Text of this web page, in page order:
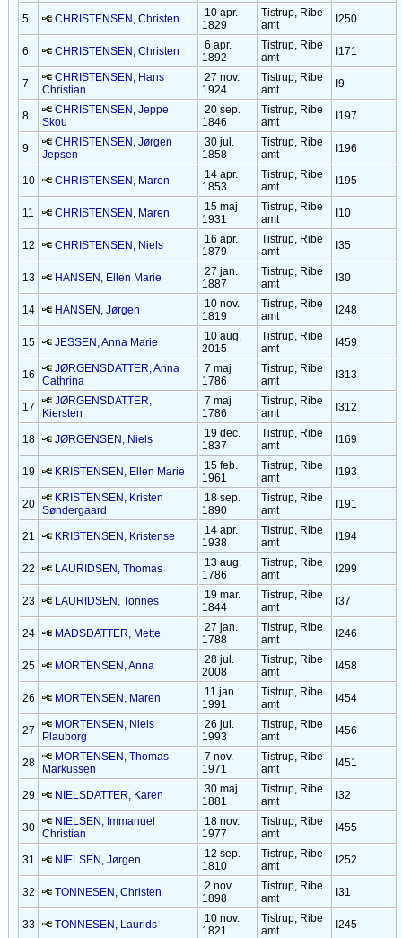
5 CHRISTENSEN, Christen
10 apr.
1829
Tistrup, Ribe
amt
I250
6 CHRISTENSEN, Christen
6 apr.
1892
Tistrup, Ribe
amt
I171
7
CHRISTENSEN, Hans
Christian
27 nov.
1924
Tistrup, Ribe
amt
I9
8
CHRISTENSEN, Jeppe
Skou
20 sep.
1846
Tistrup, Ribe
amt
I197
9
CHRISTENSEN, Jørgen
Jepsen
30 jul.
1858
Tistrup, Ribe
amt
I196
10 CHRISTENSEN, Maren
14 apr.
1853
Tistrup, Ribe
amt
I195
11 CHRISTENSEN, Maren
15 maj
1931
Tistrup, Ribe
amt
I10
12 CHRISTENSEN, Niels
16 apr.
1879
Tistrup, Ribe
amt
I35
13 HANSEN, Ellen Marie
27 jan.
1887
Tistrup, Ribe
amt
I30
14 HANSEN, Jørgen
10 nov.
1819
Tistrup, Ribe
amt
I248
15 JESSEN, Anna Marie
10 aug.
2015
Tistrup, Ribe
amt
I459
16
JØRGENSDATTER, Anna
Cathrina
7 maj
1786
Tistrup, Ribe
amt
I313
17
JØRGENSDATTER,
Kiersten
7 maj
1786
Tistrup, Ribe
amt
I312
18 JØRGENSEN, Niels
19 dec.
1837
Tistrup, Ribe
amt
I169
19 KRISTENSEN, Ellen Marie
15 feb.
1961
Tistrup, Ribe
amt
I193
20
KRISTENSEN, Kristen
Søndergaard
18 sep.
1890
Tistrup, Ribe
amt
I191
21 KRISTENSEN, Kristense
14 apr.
1938
Tistrup, Ribe
amt
I194
22 LAURIDSEN, Thomas
13 aug.
1786
Tistrup, Ribe
amt
I299
23 LAURIDSEN, Tonnes
19 mar.
1844
Tistrup, Ribe
amt
I37
24 MADSDATTER, Mette
27 jan.
1788
Tistrup, Ribe
amt
I246
25 MORTENSEN, Anna
28 jul.
2008
Tistrup, Ribe
amt
I458
26 MORTENSEN, Maren
11 jan.
1991
Tistrup, Ribe
amt
I454
27
MORTENSEN, Niels
Plauborg
26 jul.
1993
Tistrup, Ribe
amt
I456
28
MORTENSEN, Thomas
Markussen
7 nov.
1971
Tistrup, Ribe
amt
I451
29 NIELSDATTER, Karen
30 maj
1881
Tistrup, Ribe
amt
I32
30
NIELSEN, Immanuel
Christian
18 nov.
1977
Tistrup, Ribe
amt
I455
31 NIELSEN, Jørgen
12 sep.
1810
Tistrup, Ribe
amt
I252
32 TONNESEN, Christen
2 nov.
1898
Tistrup, Ribe
amt
I31
33 TONNESEN, Laurids
10 nov.
1821
Tistrup, Ribe
amt
I245